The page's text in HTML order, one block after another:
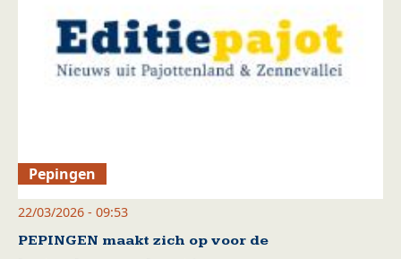
Pepingen
22/03/2026 - 09:53
PEPINGEN maakt zich op voor de